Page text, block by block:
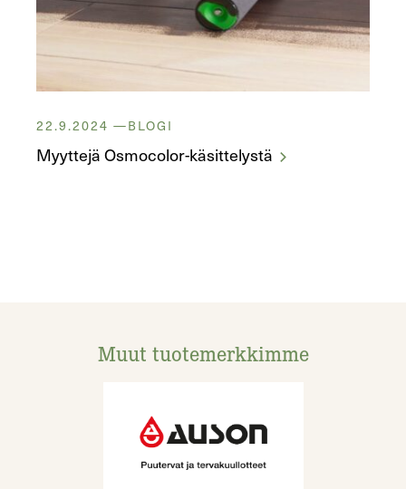
22.9.2024 BLOGI
Myyttejä Osmocolor-käsittelystä
Muut tuotemerkkimme